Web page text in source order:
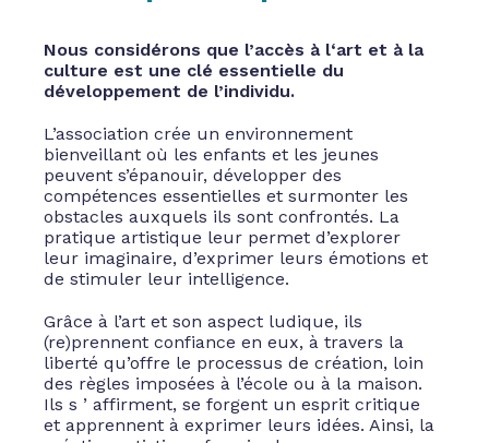
Nous considérons que l’accès à l‘art et à la
culture est une clé essentielle du
développement de l’individu.
L’association crée un environnement
bienveillant où les enfants et les jeunes
peuvent s’épanouir, développer des
compétences essentielles et surmonter les
obstacles auxquels ils sont confrontés. La
pratique artistique leur permet d’explorer
leur imaginaire, d’exprimer leurs émotions et
de stimuler leur intelligence.
Grâce à l’art et son aspect ludique, ils
(re)prennent confiance en eux, à travers la
liberté qu’offre le processus de création, loin
des règles imposées à l’école ou à la maison.
Ils s ’ affirment, se forgent un esprit critique
et apprennent à exprimer leurs idées. Ainsi, la